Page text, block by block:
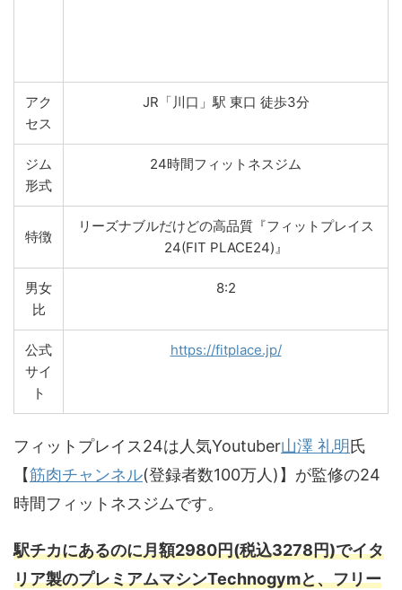
アク
セス
JR「川口」駅 東口 徒歩3分
ジム
形式
24時間フィットネスジム
特徴
リーズナブルだけどの高品質『フィットプレイス
24(FIT PLACE24)』
男女
比
8:2
公式
サイ
ト
https://fitplace.jp/
フィットプレイス24は人気Youtuber山澤 礼明氏
【筋肉チャンネル(登録者数100万人)】が監修の24
時間フィットネスジムです。
駅チカにあるのに月額2980円(税込3278円)でイタ
リア製のプレミアムマシンTechnogymと、フリー